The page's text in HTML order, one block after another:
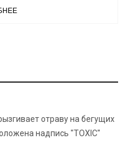
отраву на бегущих
надпись "TOXIC"